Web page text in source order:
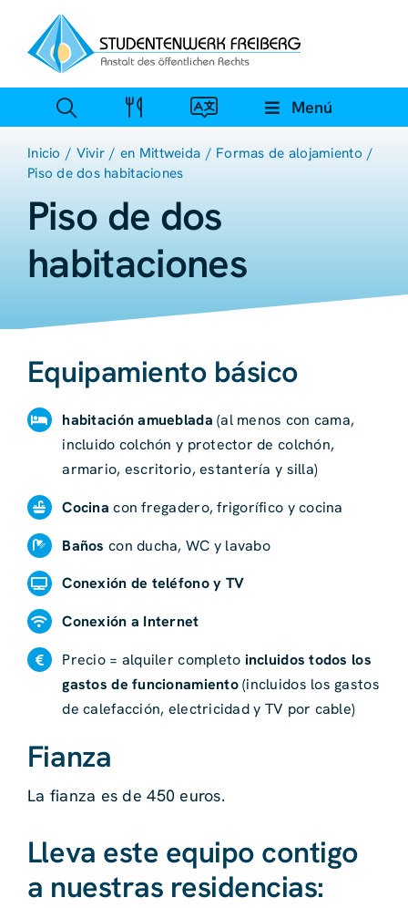
contenido
Menú
Inicio Vivir en Mittweida
Formas de alojamiento
Piso de dos habitaciones
Piso de dos
habitaciones
Equipamiento básico
habitación amueblada (al menos con cama,
incluido colchón y protector de colchón,
armario, escritorio, estantería y silla)
Cocina con fregadero, frigorífico y cocina
Baños con ducha, WC y lavabo
Conexión de teléfono y TV
Conexión a Internet
Precio = alquiler completo incluidos todos los
gastos de funcionamiento(incluidos los gastos
de calefacción, electricidad y TV por cable)
Fianza
La fianza es de 450 euros.
Lleva este equipo contigo
a nuestras residencias: